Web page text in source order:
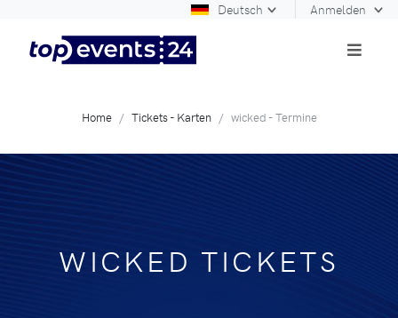
Deutsch Anmelden
Home Tickets - Karten wicked - Termine
WICKED TICKETS